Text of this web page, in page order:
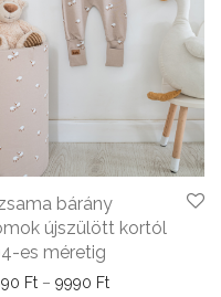
Ft - 9990 Ft
bárány
újszülött kortól
es méretig
Ft – 9990 FtÁrtartomány: